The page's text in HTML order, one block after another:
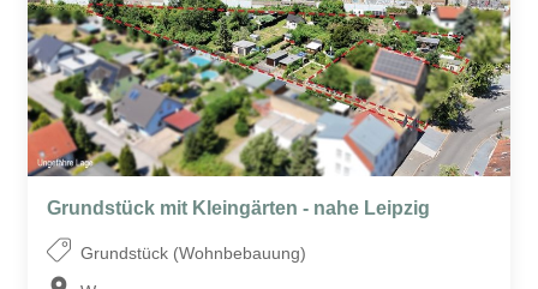
Grundstück mit Kleingärten - nahe Leipzig
Grundstück (Wohnbebauung)